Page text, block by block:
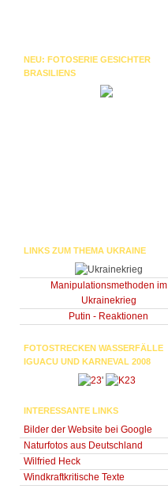
NEU: FOTOSERIE GESICHTER
BRASILIENS
LINKS ZUM THEMA UKRAINE
Manipulationsmethoden im
Ukrainekrieg
Putin - Reaktionen
FOTOSTRECKEN WASSERFÄLLE
IGUACU UND KARNEVAL 2008
'
INTERESSANTE LINKS
Bilder der Website bei Google
Naturfotos aus Deutschland
Wilfried Heck
Windkraftkritische Texte